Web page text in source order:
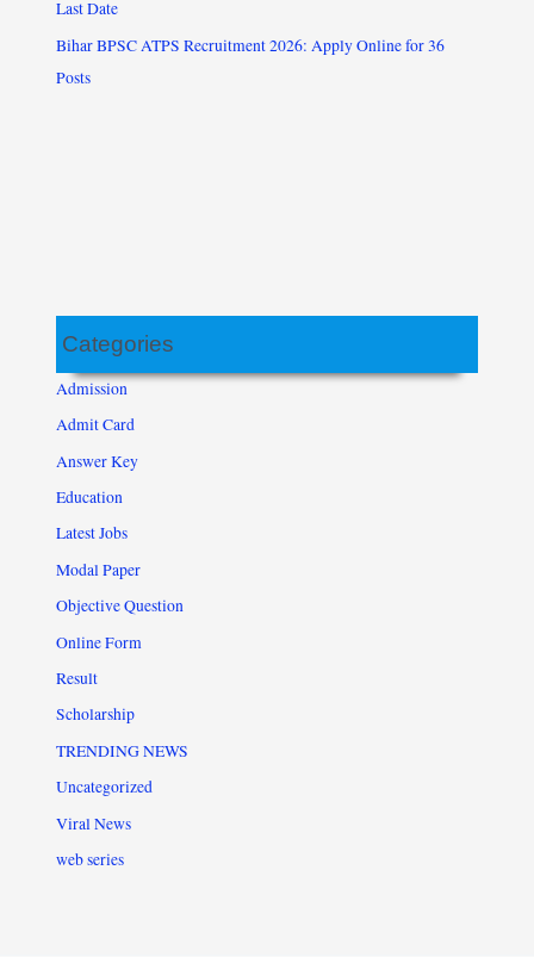
Last Date
Bihar BPSC ATPS Recruitment 2026: Apply Online for 36
Posts
Categories
Admission
Admit Card
Answer Key
Education
Latest Jobs
Modal Paper
Objective Question
Online Form
Result
Scholarship
TRENDING NEWS
Uncategorized
Viral News
web series